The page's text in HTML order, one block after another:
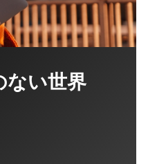
ない世界